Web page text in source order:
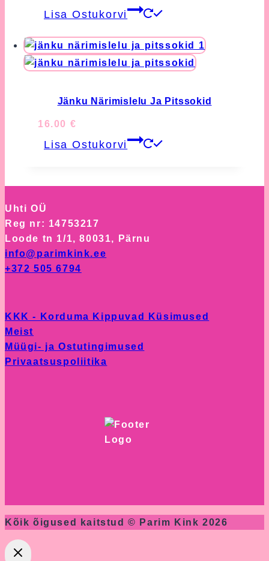
Lisa Ostukorvi
Jänku Närimislelu Ja Pitssokid
16.00 €
Lisa Ostukorvi
Uhti OÜ
Reg nr: 14753217
Loode tn 1/1, 80031, Pärnu
info@parimkink.ee
+372 505 6794
KKK - Korduma Kippuvad Küsimused
Meist
Müügi- ja Ostutingimused
Privaatsuspoliitika
Kõik õigused kaitstud © Parim Kink 2026